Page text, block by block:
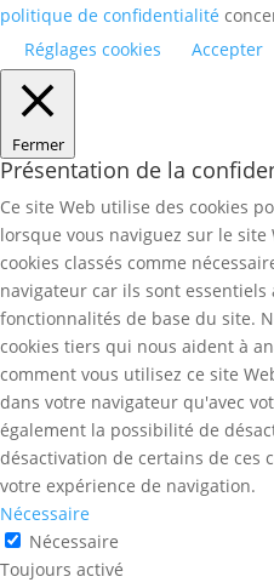
politique de confidentialité
Réglages cookies
Accepter
Fermer
Présentation de la
Ce site Web utilise des cookies
lorsque vous naviguez sur le site
cookies classés comme
navigateur car ils sont
fonctionnalités de base du site.
cookies tiers qui nous aident à
comment vous utilisez ce site
dans votre navigateur qu'avec
également la possibilité de
désactivation de certains de ces
votre expérience de navigation.
Nécessaire
Nécessaire
Toujours activé